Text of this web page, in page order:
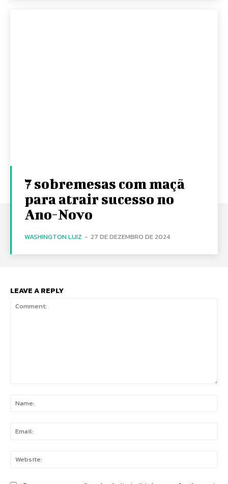
7 sobremesas com maçã
para atrair sucesso no
Ano-Novo
WASHINGTON LUIZ - 27 DE DEZEMBRO DE 2024
LEAVE A REPLY